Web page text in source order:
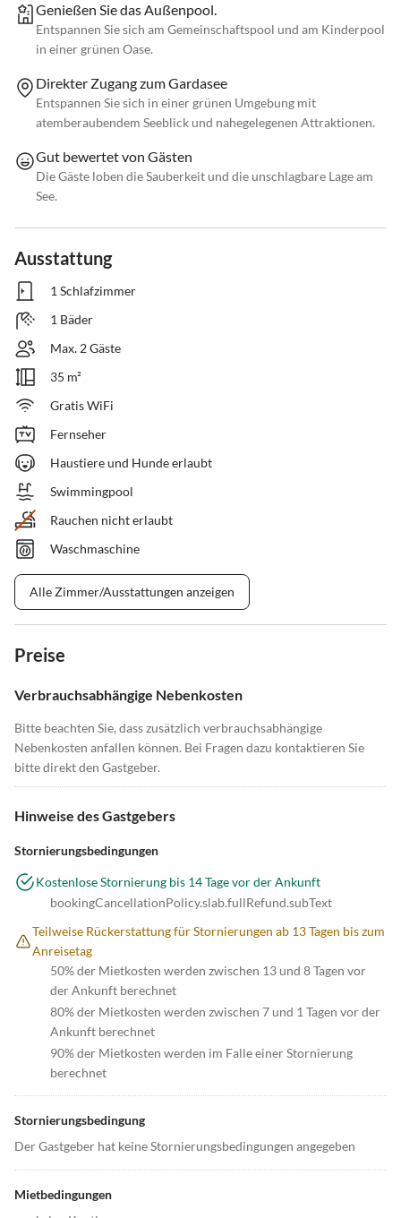
Genießen Sie das Außenpool.
Entspannen Sie sich am Gemeinschaftspool und am Kinderpool
in einer grünen Oase.
Direkter Zugang zum Gardasee
Entspannen Sie sich in einer grünen Umgebung mit
atemberaubendem Seeblick und nahegelegenen Attraktionen.
Gut bewertet von Gästen
Die Gäste loben die Sauberkeit und die unschlagbare Lage am
See.
Ausstattung
1 Schlafzimmer
1 Bäder
Max. 2 Gäste
35 m²
Gratis WiFi
Fernseher
Haustiere und Hunde erlaubt
Swimmingpool
Rauchen nicht erlaubt
Waschmaschine
Alle Zimmer/Ausstattungen anzeigen
Preise
Verbrauchsabhängige Nebenkosten
Bitte beachten Sie, dass zusätzlich verbrauchsabhängige
Nebenkosten anfallen können. Bei Fragen dazu kontaktieren Sie
bitte direkt den Gastgeber.
Hinweise des Gastgebers
Stornierungsbedingungen
Kostenlose Stornierung bis 14 Tage vor der Ankunft
bookingCancellationPolicy.slab.fullRefund.subText
Teilweise Rückerstattung für Stornierungen ab 13 Tagen bis zum
Anreisetag
50% der Mietkosten werden zwischen 13 und 8 Tagen vor
der Ankunft berechnet
80% der Mietkosten werden zwischen 7 und 1 Tagen vor der
Ankunft berechnet
90% der Mietkosten werden im Falle einer Stornierung
berechnet
Stornierungsbedingung
Der Gastgeber hat keine Stornierungsbedingungen angegeben
Mietbedingungen